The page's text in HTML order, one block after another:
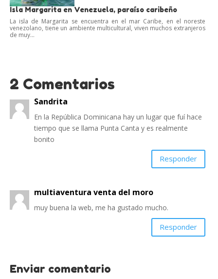
Isla Margarita en Venezuela, paraíso caribeño
La isla de Margarita se encuentra en el mar Caribe, en el noreste
venezolano, tiene un ambiente multicultural, viven muchos extranjeros
de muy...
2 Comentarios
Sandrita
En la República Dominicana hay un lugar que fuí hace
tiempo que se llama Punta Canta y es realmente
bonito
Responder
multiaventura venta del moro
muy buena la web, me ha gustado mucho.
Responder
Enviar comentario